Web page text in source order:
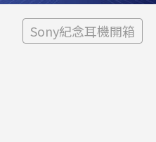
Sony紀念耳機開箱